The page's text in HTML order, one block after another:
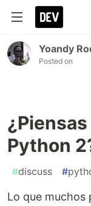
Yoandy
Posted on
Python
#discuss #
Lo que muchos